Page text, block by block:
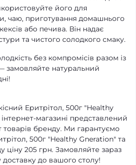
його для
чаю, приготування домашнього
або печива. Він надає
та чистого солодкого смаку.
без компромісів разом із
замовляйте натуральний
Еритрітол, 500г "Healthy
магазині представлений
бренду. Ми гарантуємо
500г "Healthy Gneration" та
205 грн. Замовляйте зараз
до вашого столу!